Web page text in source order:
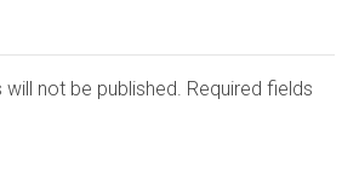
not be published. Required fields